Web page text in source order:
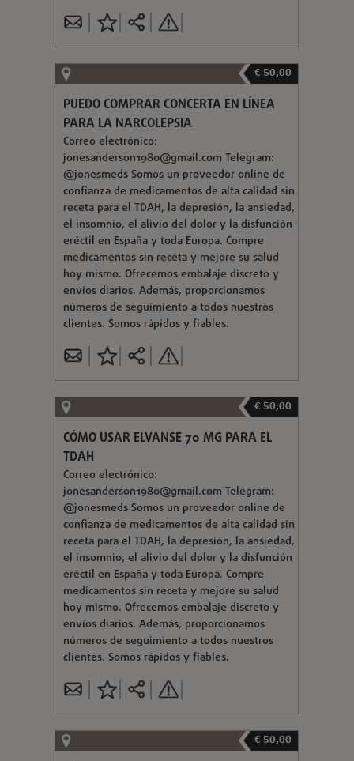
€ 50,00
PUEDO COMPRAR CONCERTA EN LÍNEA
PARA LA NARCOLEPSIA
Correo electrónico:
jonesanderson1980@gmail.com Telegram:
@jonesmeds Somos un proveedor online de
confianza de medicamentos de alta calidad sin
receta para el TDAH, la depresión, la ansiedad,
el insomnio, el alivio del dolor y la disfunción
eréctil en España y toda Europa. Compre
medicamentos sin receta y mejore su salud
hoy mismo. Ofrecemos embalaje discreto y
envíos diarios. Además, proporcionamos
números de seguimiento a todos nuestros
clientes. Somos rápidos y fiables.
€ 50,00
CÓMO USAR ELVANSE 70 MG PARA EL
TDAH
Correo electrónico:
jonesanderson1980@gmail.com Telegram:
@jonesmeds Somos un proveedor online de
confianza de medicamentos de alta calidad sin
receta para el TDAH, la depresión, la ansiedad,
el insomnio, el alivio del dolor y la disfunción
eréctil en España y toda Europa. Compre
medicamentos sin receta y mejore su salud
hoy mismo. Ofrecemos embalaje discreto y
envíos diarios. Además, proporcionamos
números de seguimiento a todos nuestros
clientes. Somos rápidos y fiables.
€ 50,00